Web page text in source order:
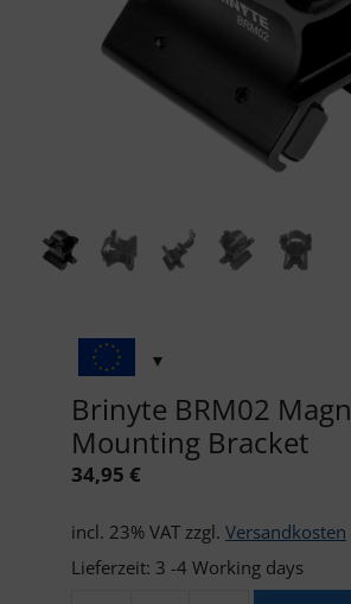
Brinyte BRM02
Mounting Bracket
34,95 €
incl. 23% VAT zzgl. Versandkosten
Lieferzeit: 3 -4 Working days